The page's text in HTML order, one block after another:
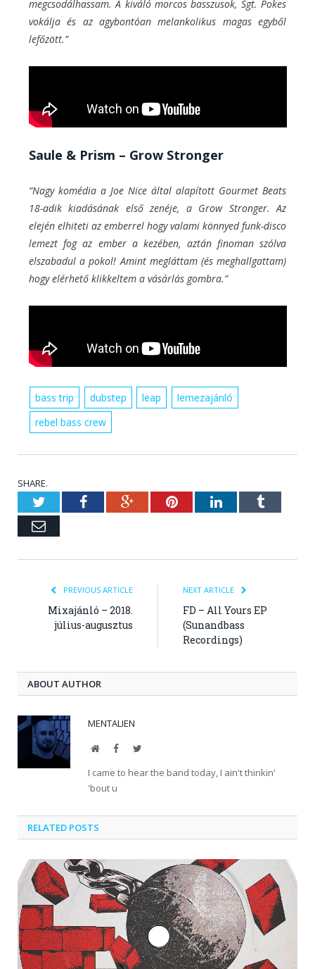
megcsodálhassam. A kiváló morcos basszusok, Sgt. Pokes
vokálja és az agybontóan melankolikus magas egyből
lefőzött.”
Saule & Prism – Grow Stronger
“Nagy komédia a Joe Nice által alapított Gourmet Beats
18-adik kiadásának első zenéje, a Grow Stronger. Az
elején elhiteti az emberrel hogy valami könnyed funk-disco
lemezt fog az ember a kezében, aztán finoman szólva
elszabadul a pokol! Amint megláttam (és meghallgattam)
hogy elérhető klikkeltem a vásárlás gombra.”
bass trip dubstep leap
lemezajánló
rebel bass crew
SHARE.
TwitterFacebookGoogle+PinterestLinkedInTumblr
Email
PREVIOUS ARTICLE
Mixajánló – 2018.
július-augusztus
NEXT ARTICLE
FD – All Yours EP
(Sunandbass
Recordings)
ABOUT AUTHOR
MENTALIEN
WebsiteFacebookTwitter
I came to hear the band today, I ain't thinkin'
'bout u
RELATED POSTS